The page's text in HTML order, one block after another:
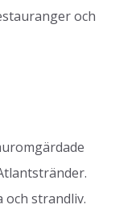
och
strandliv.